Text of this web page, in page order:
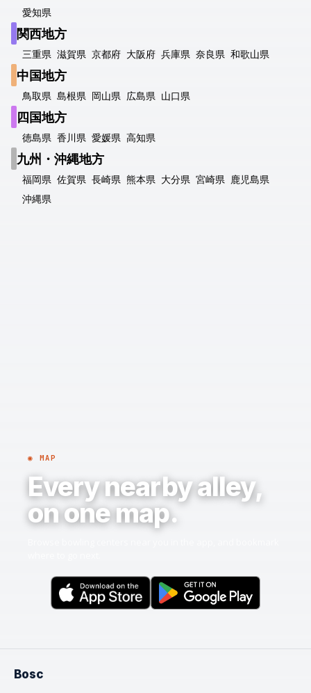
愛知県
関西地方
三重県 滋賀県 京都府 大阪府 兵庫県 奈良県 和歌山県
中国地方
鳥取県 島根県 岡山県 広島県 山口県
四国地方
徳島県 香川県 愛媛県 高知県
九州・沖縄地方
福岡県 佐賀県 長崎県 熊本県 大分県 宮崎県 鹿児島県
沖縄県
◉ MAP
Every nearby alley,
on one map.
Bosc